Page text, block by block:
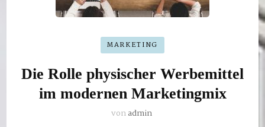
MARKETING
Die Rolle physischer Werbemittel
im modernen Marketingmix
vonadmin